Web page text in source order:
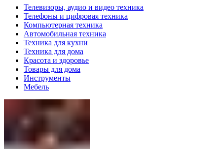
Телевизоры, аудио и видео техника
Телефоны и цифровая техника
Компьютерная техника
Автомобильная техника
Техника для кухни
Техника для дома
Красота и здоровье
Товары для дома
Инструменты
Мебель